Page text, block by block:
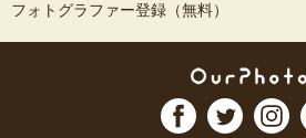
フォトグラファー登録（無料）